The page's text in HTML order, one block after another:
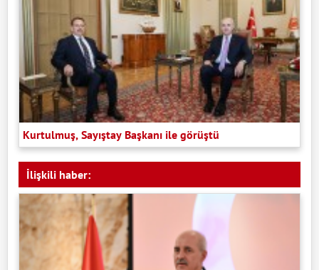
Kurtulmuş, Sayıştay Başkanı ile görüştü
İlişkili haber: